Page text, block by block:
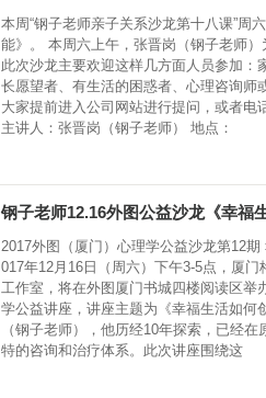
本周“钢子老师亲子关系沙龙第十八课”周
能》。 本周六上午，张晋岗（钢子老师
此次沙龙主要欢迎这样几方面人员参加：
长愿望者、有生活的困惑者、心理咨询师
大家提前进入公司网站进行提问，或者电
主讲人：张晋岗（钢子老师） 地点：
钢子老师12.16外图公益沙龙《幸福
2017外图（厦门）心理学公益沙龙第12
017年12月16日（周六）下午3-5点，厦
工作室，将在外图厦门书城四楼阅读区举
学公益讲座，讲座主题为《幸福生活如何
（钢子老师），他历经10年探索，已经
特的咨询和治疗体系。此次讲座围绕这